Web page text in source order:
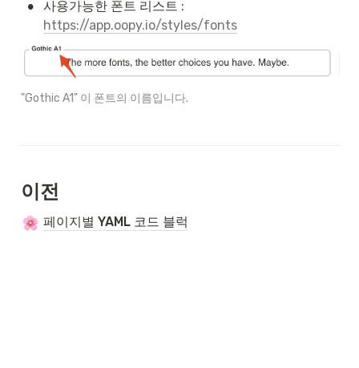
•
https://app.oopy.io/styles/fonts
"Gothic A1" 이 폰트의 이름입니다.
이전
페이지별 YAML 코드 블럭